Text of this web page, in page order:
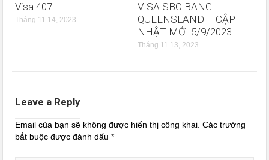
Visa 407
Tháng 11 14, 2023
VISA SBO BANG
QUEENSLAND – CẬP
NHẬT MỚI 5/9/2023
Tháng 11 13, 2023
Leave a Reply
Email của bạn sẽ không được hiển thị công khai. Các trường
bắt buộc được đánh dấu*